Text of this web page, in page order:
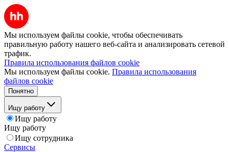
Мы используем файлы cookie, чтобы обеспечивать
правильную работу нашего веб-сайта и анализировать сетевой
трафик.
Правила использования файлов cookie
Мы используем файлы cookie. Правила использования
файлов cookie
Понятно
Ищу работу
Ищу работу
Ищу работу
Ищу сотрудника
Сервисы